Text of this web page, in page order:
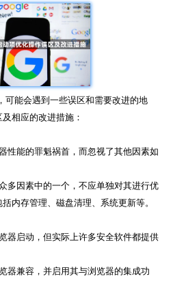
可能会遇到一些误区和需要改进的地
相应的改进措施：
性能的罪魁祸首，而忽视了其他因素如
多因素中的一个，不应单独对其进行优
内存管理、磁盘清理、系统更新等。
器启动，但实际上许多安全软件都提供
器兼容，并启用其与浏览器的集成功